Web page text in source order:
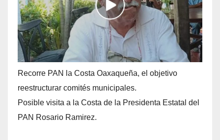
Recorre PAN la Costa Oaxaqueña, el objetivo
reestructurar comités municipales.
Posible visita a la Costa de la Presidenta Estatal del
PAN Rosario Ramirez.